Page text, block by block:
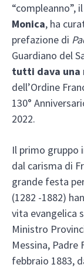
“compleanno”,
Monica, ha
prefazione di
Guardiano del
tutti dava una
dell’Ordine
130°
2022.
Il primo gruppo
dal carisma di
grande festa
(1282 -1882)
vita evangelica
Ministro
Messina, Padre
febbraio 1883,